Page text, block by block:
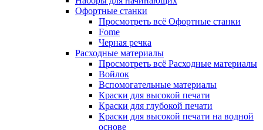
Офортные станки
Просмотреть всё Офортные станки
Fome
Черная речка
Расходные материалы
Просмотреть всё Расходные материалы
Войлок
Вспомогательные материалы
Краски для высокой печати
Краски для глубокой печати
Краски для высокой печати на водной
основе